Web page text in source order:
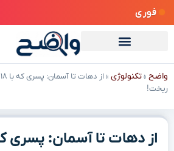
فوری
واضح »تکنولوژی »
ریخت!